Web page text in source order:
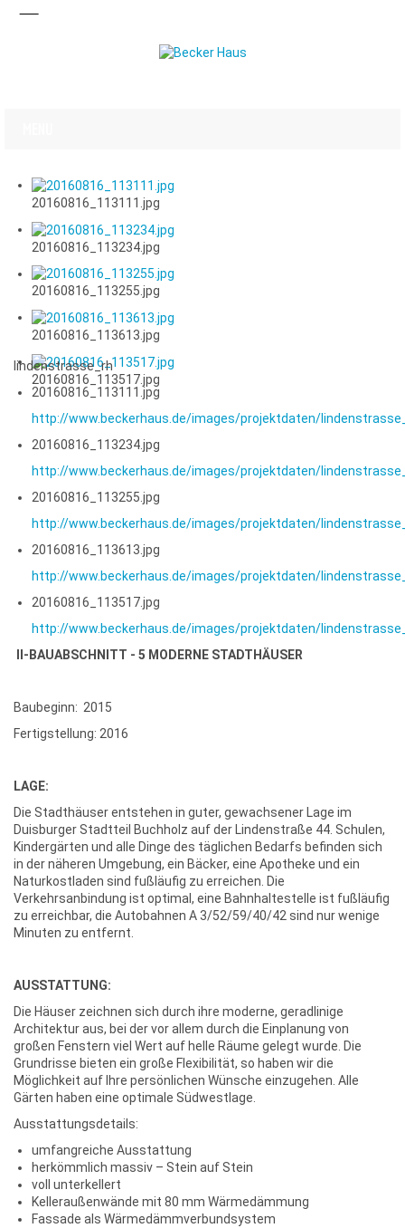
20160816_113111.jpg
20160816_113234.jpg
20160816_113255.jpg
20160816_113613.jpg
20160816_113517.jpg
lindenstrasse_rh
20160816_113111.jpg
http://www.beckerhaus.de/images/projektdaten/
20160816_113234.jpg
http://www.beckerhaus.de/images/projektdaten/
20160816_113255.jpg
http://www.beckerhaus.de/images/projektdaten/
20160816_113613.jpg
http://www.beckerhaus.de/images/projektdaten/
20160816_113517.jpg
http://www.beckerhaus.de/images/projektdaten/
II-BAUABSCHNITT - 5 MODERNE STADTHÄUSER
Baubeginn: 2015
Fertigstellung: 2016
LAGE:
Die Stadthäuser entstehen in guter, gewachsener Lage im
Duisburger Stadtteil Buchholz auf der Lindenstraße 44. Schulen,
Kindergärten und alle Dinge des täglichen Bedarfs befinden sich
in der näheren Umgebung, ein Bäcker, eine Apotheke und ein
Naturkostladen sind fußläufig zu erreichen. Die
Verkehrsanbindung ist optimal, eine Bahnhaltestelle ist fußläufig
zu erreichbar, die Autobahnen A 3/52/59/40/42 sind nur wenige
Minuten zu entfernt.
AUSSTATTUNG:
Die Häuser zeichnen sich durch ihre moderne, geradlinige
Architektur aus, bei der vor allem durch die Einplanung von
großen Fenstern viel Wert auf helle Räume gelegt wurde. Die
Grundrisse bieten ein große Flexibilität, so haben wir die
Möglichkeit auf Ihre persönlichen Wünsche einzugehen. Alle
Gärten haben eine optimale Südwestlage.
Ausstattungsdetails:
umfangreiche Ausstattung
herkömmlich massiv – Stein auf Stein
voll unterkellert
Kelleraußenwände mit 80 mm Wärmedämmung
Fassade als Wärmedämmverbundsystem